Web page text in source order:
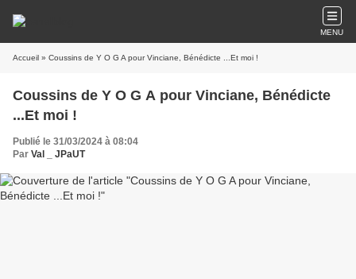
MENU
Accueil » Coussins de Y O G A pour Vinciane, Bénédicte ...Et moi !
Coussins de Y O G A pour Vinciane, Bénédicte
...Et moi !
Publié le 31/03/2024 à 08:04
Par Val _ JPaUT